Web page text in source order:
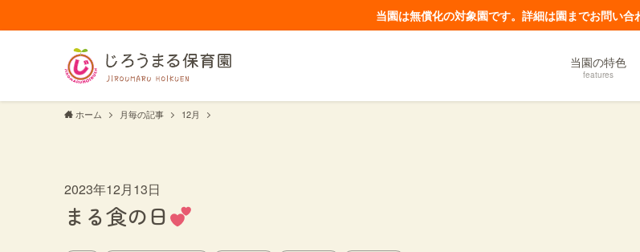
当園は無償化の対象園です。詳細は園までお問い合
当園の特色
features
ホーム 月毎の記事 12月
2023年12月13日
まる食の日